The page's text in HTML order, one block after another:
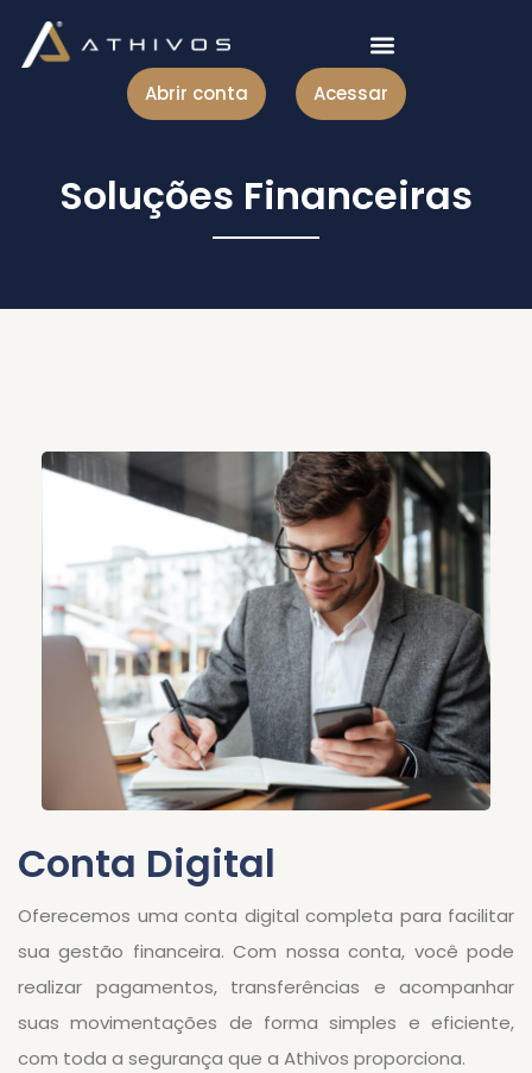
Abrir conta Acessar
Soluções Financeiras
Conta Digital
Oferecemos uma conta digital completa para facilitar
sua gestão financeira. Com nossa conta, você pode
realizar pagamentos, transferências e acompanhar
suas movimentações de forma simples e eficiente,
com toda a segurança que a Athivos proporciona.